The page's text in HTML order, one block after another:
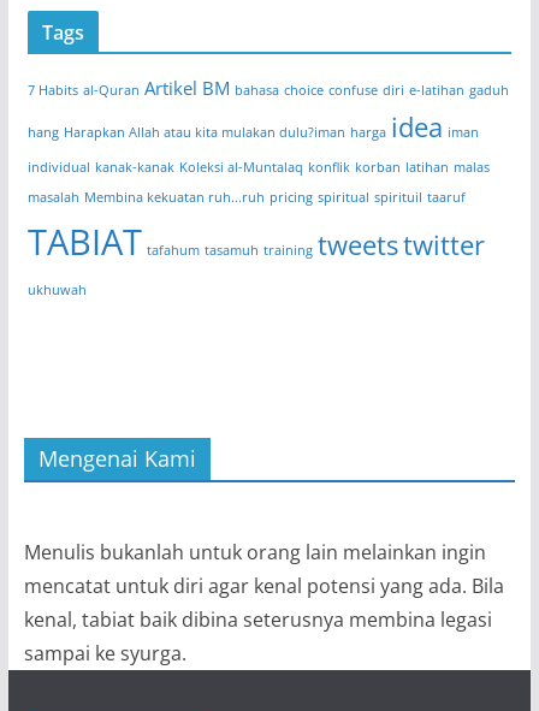
Tags
7 Habits al-Quran Artikel BM bahasa choice confuse diri e-latihan gaduh
hang Harapkan Allah atau kita mulakan dulu?iman harga idea iman
individual kanak-kanak Koleksi al-Muntalaq konflik korban latihan malas
masalah Membina kekuatan ruh...ruh pricing spiritual spirituil taaruf
TABIAT tafahum tasamuh training tweetstwitter
ukhuwah
Mengenai Kami
Menulis bukanlah untuk orang lain melainkan ingin
mencatat untuk diri agar kenal potensi yang ada. Bila
kenal, tabiat baik dibina seterusnya membina legasi
sampai ke syurga.